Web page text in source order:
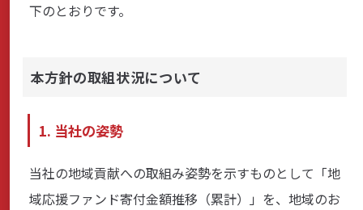
採用情報
下のとおりです。
本方針の取組状況について
1. 当社の姿勢
当社の地域貢献への取組み姿勢を示すものとして「地
域応援ファンド寄付金額推移（累計）」を、地域のお